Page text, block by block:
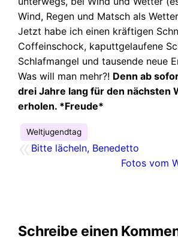
Wind, Regen und Matsch als
Jetzt habe ich einen kräftigen
Coffeinschock, kaputtgelaufene
Schlafmangel und tausende neue
Was will man mehr?! Denn ab
drei Jahre lang für den nächsten
erholen. *Freude*
Weltjugendtag
«Bitte lächeln, Benedetto
Fotos vom
Schreibe einen